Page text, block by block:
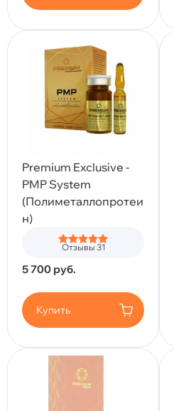
Premium Exclusive -
PMP System
(Полиметаллопротеи
н)
Отзывы 31
5 700 руб.
Купить